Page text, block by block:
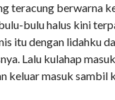
teracung berwarna
bulu halus kini
itu dengan lidahku
Lalu kulahap
keluar masuk sambil